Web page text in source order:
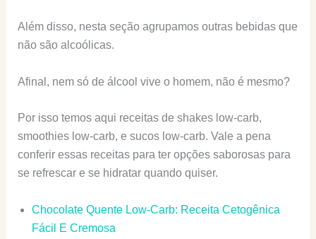
Além disso, nesta seção agrupamos outras bebidas que
não são alcoólicas.
Afinal, nem só de álcool vive o homem, não é mesmo?
Por isso temos aqui receitas de shakes low-carb,
smoothies low-carb, e sucos low-carb. Vale a pena
conferir essas receitas para ter opções saborosas para
se refrescar e se hidratar quando quiser.
Chocolate Quente Low-Carb: Receita Cetogênica
Fácil E Cremosa